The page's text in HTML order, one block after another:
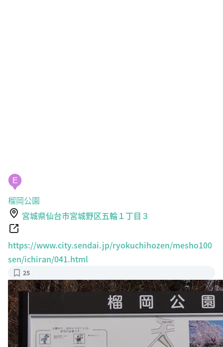
E
榴岡公園
宮城県仙台市宮城野区五輪１丁目３
https://www.city.sendai.jp/ryokuchihozen/mesho100
sen/ichiran/041.html
25